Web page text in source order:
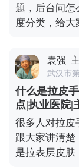
肪、肌肉这些
免这种不自然
蔽位置，术后
来，也不会因
情丧失，核
比较习惯用多
悉度，尽量
底，拉皮的
验。选对人，
道更多关于
题，后台问怎
度分类，给
致，有少量
式。像光电、
皮肤变紧致
下垂，这些
如果是中度松
显、眼角有轻
考虑拉皮手术
部下垂问题。 如果是重度松弛，比如面部组织明显下
袁强
武汉市
什么是拉皮
点|执业医院|
很多人对拉皮
跟大家讲清楚，拉皮
是拉表层皮肤